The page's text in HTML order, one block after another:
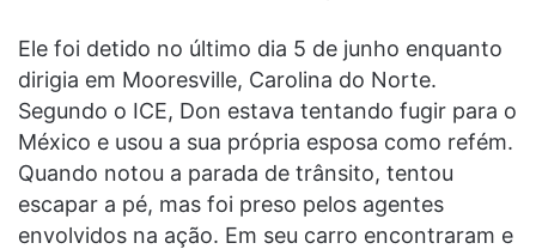
Ele foi detido no último dia 5 de junho enquanto
dirigia em Mooresville, Carolina do Norte.
Segundo o ICE, Don estava tentando fugir para o
México e usou a sua própria esposa como refém.
Quando notou a parada de trânsito, tentou
escapar a pé, mas foi preso pelos agentes
envolvidos na ação. Em seu carro encontraram e